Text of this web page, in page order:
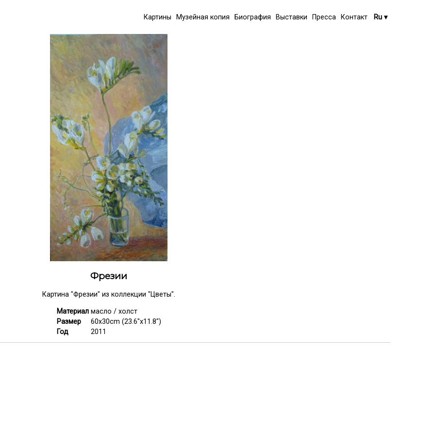
Картины Музейная копия Биография Выставки Пресса Контакт Ru ▾
Фрезии
Картина "Фрезии" из коллекции "Цветы".
Материал масло / холст
Размер
60x30cm (23.6"x11.8")
Год
2011